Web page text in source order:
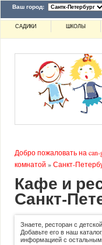
Ваш город:
САДИКИ ШКОЛЫ
Добро пожаловать на
комнатой »Санкт-
Кафе и
Санкт-
Знаете, ресторан с
Добавьте его в наш
информацией с